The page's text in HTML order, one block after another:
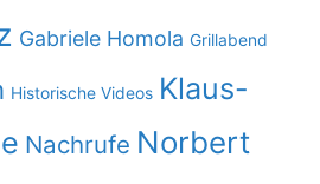
Gabriele Homola Grillabend
Historische Videos Klaus-
Nachrufe Norbert